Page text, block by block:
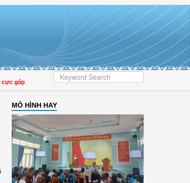
phần nâng cao tỷ lệ người dân tham gia bảo hiểm y tế
MÔ HÌNH HAY